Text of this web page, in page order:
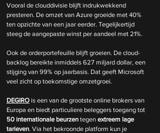
Vooral de clouddivisie blijft indrukwekkend
presteren. De omzet van Azure groeide met 40%
ten opzichte van een jaar eerder. Tegelijkertijd
steeg de aangepaste winst per aandeel met 21%.
Ook de orderportefeuille blijft groeien. De cloud-
backlog bereikte inmiddels 627 miljard dollar, een
stijging van 99% op jaarbasis. Dat geeft Microsoft
veel zicht op toekomstige omzetgroei.
DEGIRO is een van de grootste online brokers van
Europa en biedt particuliere beleggers toegang tot
50 internationale beurzen tegen extreem lage
tarieven. Via het bekroonde platform kun je